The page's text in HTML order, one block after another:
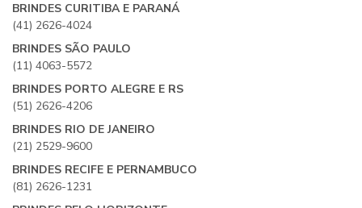
BRINDES CURITIBA E PARANÁ
(41) 2626-4024
BRINDES SÃO PAULO
(11) 4063-5572
BRINDES PORTO ALEGRE E RS
(51) 2626-4206
BRINDES RIO DE JANEIRO
(21) 2529-9600
BRINDES RECIFE E PERNAMBUCO
(81) 2626-1231